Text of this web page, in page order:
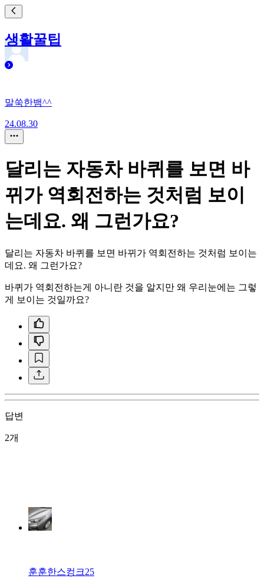
생활꿀팁
말쑥한뱀^^
24.08.30
달리는 자동차 바퀴를 보면 바
뀌가 역회전하는 것처럼 보이
는데요. 왜 그런가요?
달리는 자동차 바퀴를 보면 바뀌가 역회전하는 것처럼 보이는
데요. 왜 그런가요?
바퀴가 역회전하는게 아니란 것을 알지만 왜 우리눈에는 그렇
게 보이는 것일까요?
답변
2개
훈훈한스컹크25